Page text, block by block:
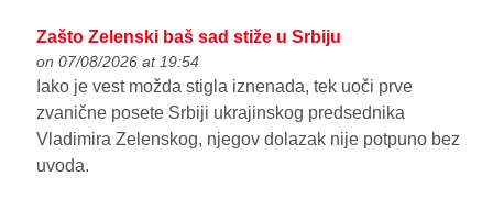
Zašto Zelenski baš sad stiže u Srbiju
on 07/08/2026 at 19:54
Iako je vest možda stigla iznenada, tek uoči prve
zvanične posete Srbiji ukrajinskog predsednika
Vladimira Zelenskog, njegov dolazak nije potpuno bez
uvoda.